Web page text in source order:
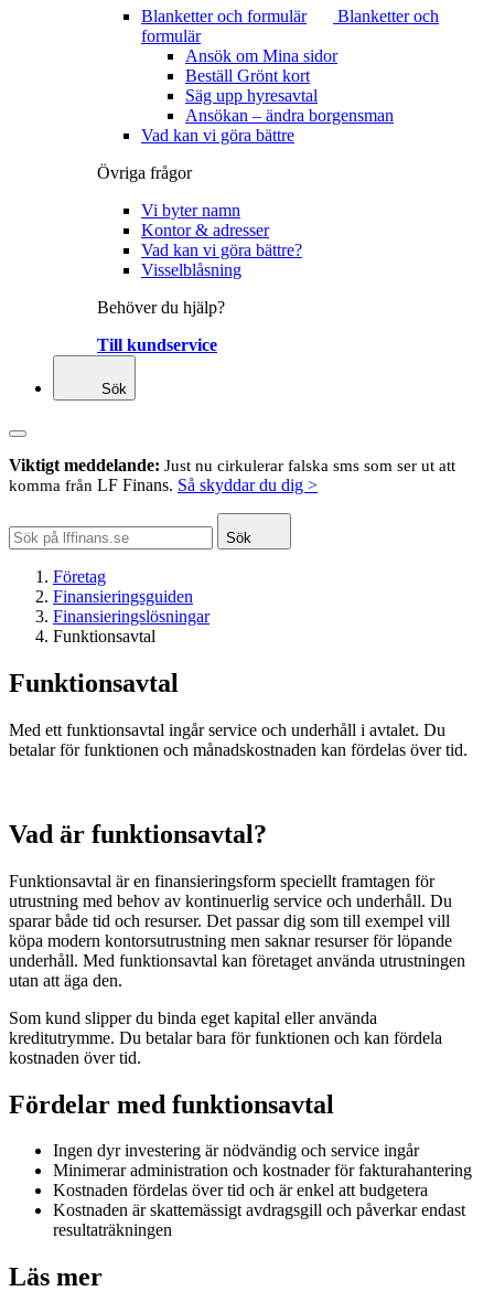
Blanketter och formulär
Blanketter och
formulär
Ansök om Mina sidor
Beställ Grönt kort
Säg upp hyresavtal
Ansökan – ändra borgensman
Vad kan vi göra bättre
Övriga frågor
Vi byter namn
Kontor & adresser
Vad kan vi göra bättre?
Visselblåsning
Behöver du hjälp?
Till kundservice
Sök
Viktigt meddelande: Just nu cirkulerar falska sms som ser ut att
komma från LF Finans. Så skyddar du dig >
Sök
Företag
Finansieringsguiden
Finansieringslösningar
Funktionsavtal
Funktionsavtal
Med ett funktionsavtal ingår service och underhåll i avtalet. Du
betalar för funktionen och månadskostnaden kan fördelas över tid.
Vad är funktionsavtal?
Funktionsavtal är en finansieringsform speciellt framtagen för
utrustning med behov av kontinuerlig service och underhåll. Du
sparar både tid och resurser. Det passar dig som till exempel vill
köpa modern kontorsutrustning men saknar resurser för löpande
underhåll. Med funktionsavtal kan företaget använda utrustningen
utan att äga den.
Som kund slipper du binda eget kapital eller använda
kreditutrymme. Du betalar bara för funktionen och kan fördela
kostnaden över tid.
Fördelar med funktionsavtal
Ingen dyr investering är nödvändig och service ingår
Minimerar administration och kostnader för fakturahantering
Kostnaden fördelas över tid och är enkel att budgetera
Kostnaden är skattemässigt avdragsgill och påverkar endast
resultaträkningen
Läs mer